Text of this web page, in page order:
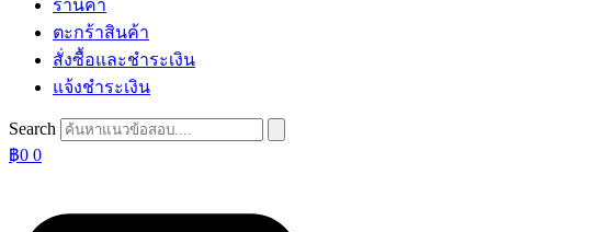
ร้านค้า
ตะกร้าสินค้า
สั่งซื้อและชำระเงิน
แจ้งชำระเงิน
Search
฿0 0